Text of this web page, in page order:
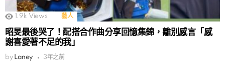
1.9k Views 藝人
昭旻最後哭了！配搭合作曲分享回憶集錦，離別感言「感
謝喜愛著不足的我」
by Laney 3年之前